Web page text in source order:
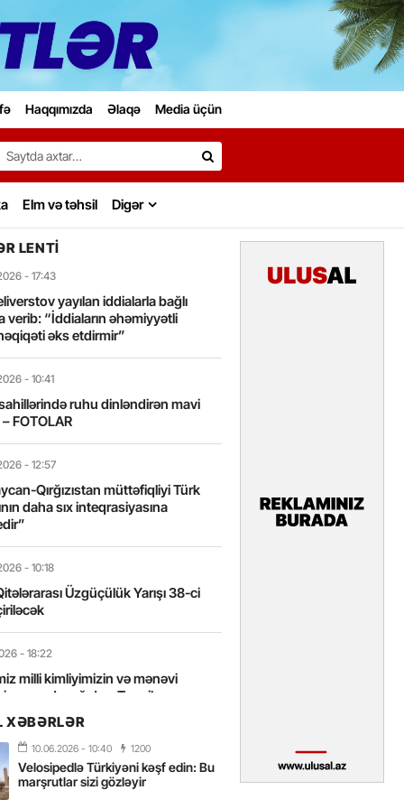
Haqqımızda Əlaqə Media üçün
Search…
Elm və təhsil Digər
LENTI
- 17:43
yayılan iddialarla bağlı
verib: “İddiaların əhəmiyyətli
əks etdirmir”
- 10:41
ruhu dinləndirən mavi
FOTOLAR
- 12:57
Qırğızıstan müttəfiqliyi Türk
daha sıx inteqrasiyasına
- 10:18
Üzgüçülük Yarışı 38-ci
- 18:22
milli kimliyimizin və mənəvi
əsas dayağıdır – Tənzilə
- 16:58
yalnız böyük liderlər dəyişir
XƏBƏRLƏR
10.06.2026 - 10:40 1200
Velosipedlə Türkiyəni kəşf edin: Bu
marşrutlar sizi gözləyir